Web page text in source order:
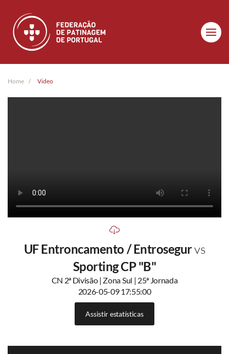
Skip to main content
Home Video
UF Entroncamento / Entrosegurvs
Sporting CP "B"
CN 2ª Divisão | Zona Sul | 25ª Jornada
2026-05-09 17:55:00
Assistir estatísticas